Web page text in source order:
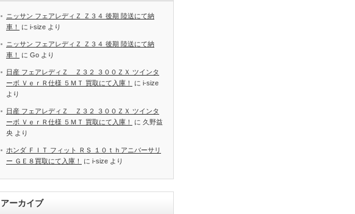
ニッサン フェアレディＺ Ｚ３４ 後期 陸送にて納
車！
に i-size より
ニッサン フェアレディＺ Ｚ３４ 後期 陸送にて納
車！
に Go より
日産 フェアレディＺ Ｚ３２ ３００ＺＸ ツインタ
ーボ ＶｅｒＲ仕様 ５ＭＴ 買取にて入庫！
に i-size
より
日産 フェアレディＺ Ｚ３２ ３００ＺＸ ツインタ
ーボ ＶｅｒＲ仕様 ５ＭＴ 買取にて入庫！
に 久野益
央 より
ホンダ ＦＩＴ フィット ＲＳ １０ｔｈアニバーサリ
ー ＧＥ８買取にて入庫！
に i-size より
アーカイブ